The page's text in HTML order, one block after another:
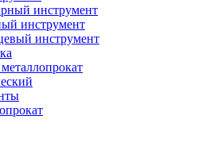
инструмент
инструмент
инструмент